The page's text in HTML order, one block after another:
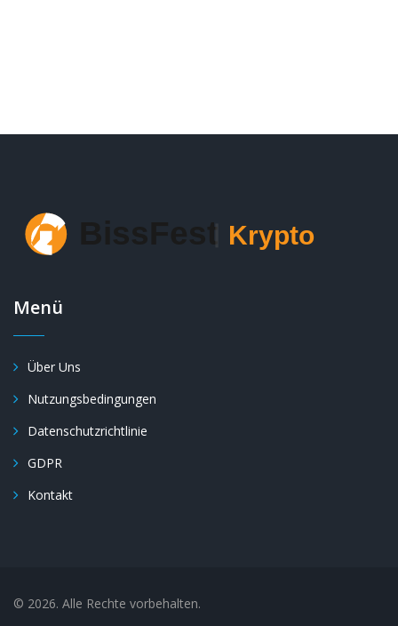
Menü
Über Uns
Nutzungsbedingungen
Datenschutzrichtlinie
GDPR
Kontakt
© 2026. Alle Rechte vorbehalten.